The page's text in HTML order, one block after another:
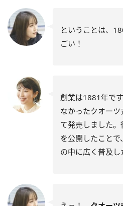
ということは、
ごい！
創業は1881年で
なかったクオー
て発売しました
を公開したこと
の中に広く普及し